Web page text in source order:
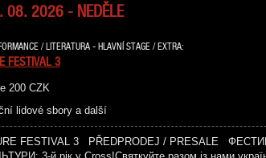
08. 2026 - NEDĚLE
/ LITERATURA - HLAVNÍ STAGE / EXTRA:
FESTIVAL 3
200 CZK
lidové sbory a další
FESTIVAL 3 PŘEDPRODEJ / PRESALE